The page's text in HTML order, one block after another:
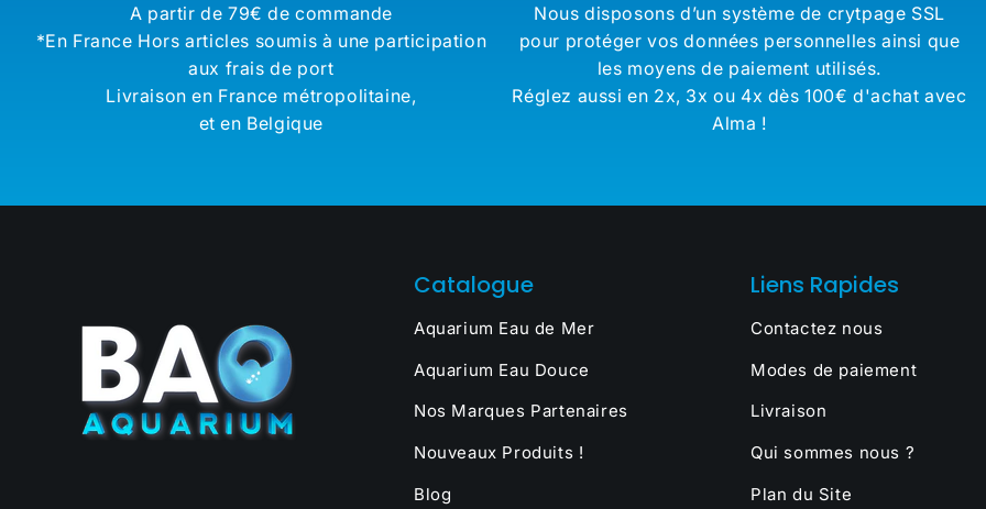
A partir de 79€ de commande
*En France Hors articles soumis à une participation
aux frais de port
Livraison en France métropolitaine,
et en Belgique
Nous disposons d’un système de crytpage SSL
pour protéger vos données personnelles ainsi que
les moyens de paiement utilisés.
Réglez aussi en 2x, 3x ou 4x dès 100€ d'achat avec
Alma !
Catalogue
Aquarium Eau de Mer
Aquarium Eau Douce
Nos Marques Partenaires
Nouveaux Produits !
Blog
Liens Rapides
Contactez nous
Modes de paiement
Livraison
Qui sommes nous ?
Plan du Site